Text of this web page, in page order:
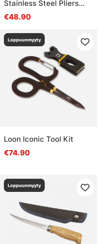
Stainless Steel Pliers
6.5'' - 16,5 cm.
€48.90
Loppuunmyyty
Loon Iconic Tool Kit
€74.90
Loppuunmyyty